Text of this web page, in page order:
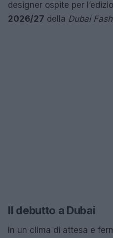
designer ospite per
2026/27 della Dubai
Il debutto a Dubai
In un clima di attesa e